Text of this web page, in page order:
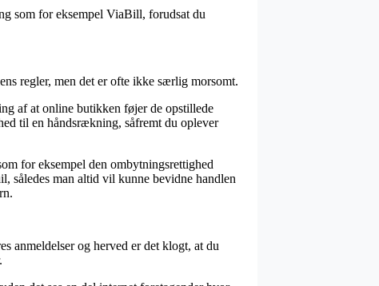
som for eksempel ViaBill, forudsat du
regler, men det er ofte ikke særlig morsomt.
af at online butikken føjer de opstillede
til en håndsrækning, såfremt du oplever
for eksempel den ombytningsrettighed
således man altid vil kunne bevidne handlen
anmeldelser og herved er det klogt, at du